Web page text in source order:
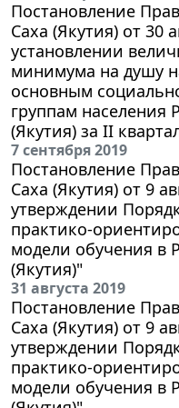
Постановление
Саха (Якутия) от 30
установлении
минимума на душу
основным
группам населения
(Якутия) за II
7 сентября 2019
Постановление
Саха (Якутия) от 9
утверждении
практико-
модели обучения в
(Якутия)"
31 августа 2019
Постановление
Саха (Якутия) от 9
утверждении
практико-
модели обучения в